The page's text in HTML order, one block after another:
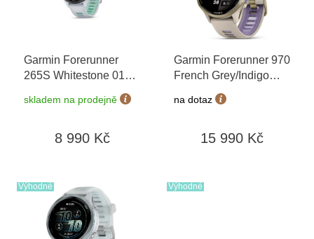
Garmin Forerunner
265S Whitestone 010-
+ možnost
výměny do 90 dní
skladem na prodejně
8 990 Kč
Garmin Forerunner 970
French Grey/Indigo
010-02969-12
možnost výměny do 90
na dotaz
15 990 Kč
Výhodné Výhodné